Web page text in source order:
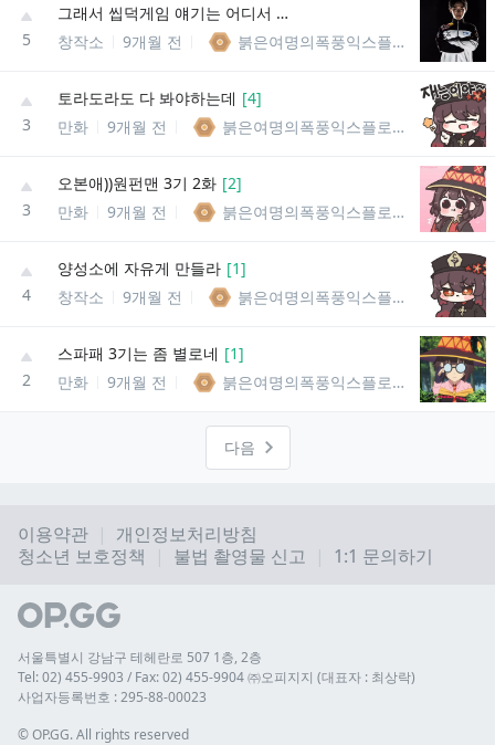
5
그래서 씹덕게임 얘기는 어디서 하죠
창작소
9개월 전 붉은여명의폭풍익스플로전의메구밍
3
토라도라도 다 봐야하는데 [4]
만화
9개월 전 붉은여명의폭풍익스플로전의메구밍
3
오본애))원펀맨 3기 2화 [2]
만화
9개월 전 붉은여명의폭풍익스플로전의메구밍
4
양성소에 자유게 만들라 [1]
창작소
9개월 전 붉은여명의폭풍익스플로전의메구밍
2
스파패 3기는 좀 별로네 [1]
만화
9개월 전 붉은여명의폭풍익스플로전의메구밍
다음
이용약관
개인정보처리방침
청소년 보호정책
불법 촬영물 신고 1:1 문의하기
서울특별시 강남구 테헤란로 507 1층, 2층
Tel: 02) 455-9903 / Fax: 02) 455-9904 ㈜오피지지 (대표자 : 최상락)
사업자등록번호 : 295-88-00023
© OP.GG. All rights reserved